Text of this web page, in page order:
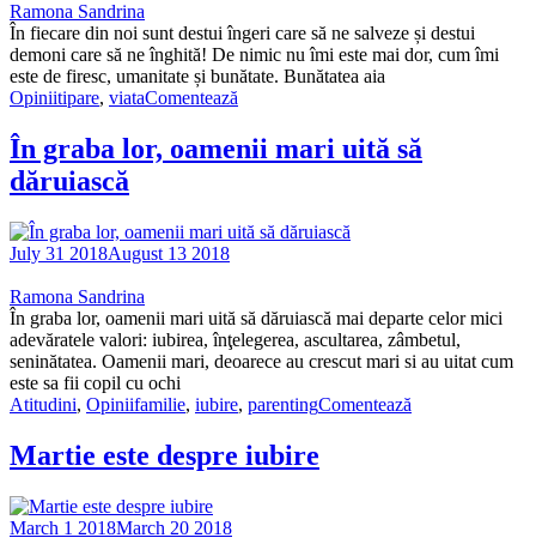
Ramona Sandrina
În fiecare din noi sunt destui îngeri care să ne salveze și destui
demoni care să ne înghită! De nimic nu îmi este mai dor, cum îmi
este de firesc, umanitate și bunătate. Bunătatea aia
Opiniitipare, viataComentează
În graba lor, oamenii mari uită să
dăruiască
July 31 2018August 13 2018
Ramona Sandrina
În graba lor, oamenii mari uită să dăruiască mai departe celor mici
adevăratele valori: iubirea, înţelegerea, ascultarea, zâmbetul,
seninătatea. Oamenii mari, deoarece au crescut mari si au uitat cum
este sa fii copil cu ochi
Atitudini, Opiniifamilie, iubire, parentingComentează
Martie este despre iubire
March 1 2018March 20 2018